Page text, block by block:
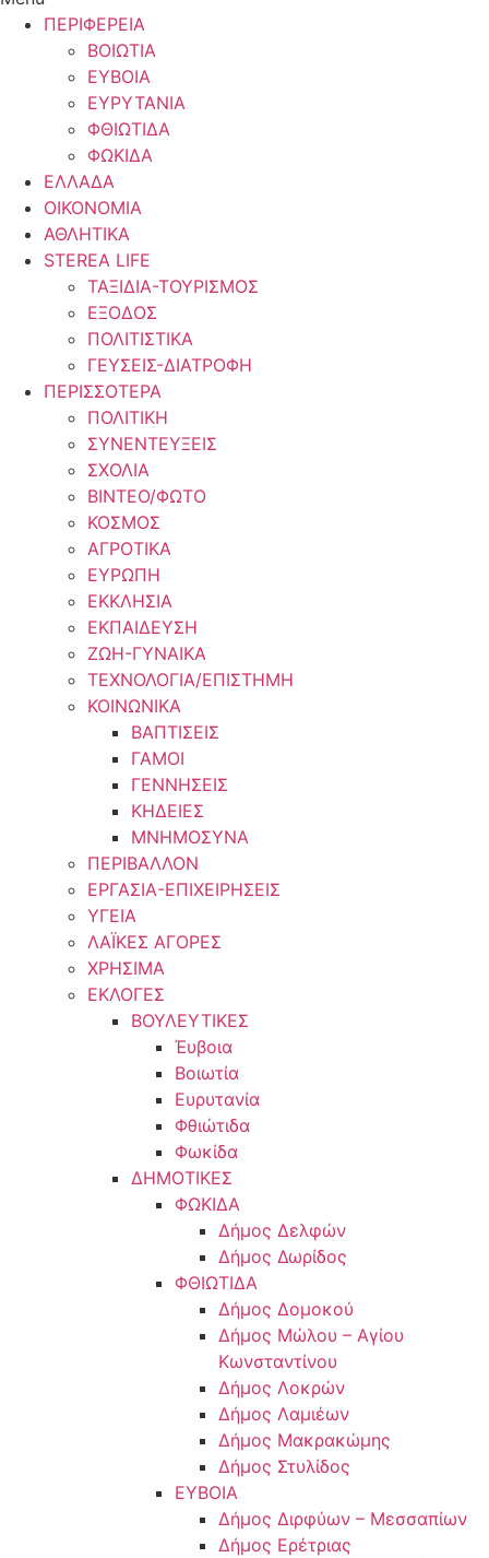
ΠΕΡΙΦΕΡΕΙΑ
ΒΟΙΩΤΙΑ
ΕΥΒΟΙΑ
ΕΥΡΥΤΑΝΙΑ
ΦΘΙΩΤΙΔΑ
ΦΩΚΙΔΑ
ΕΛΛΑΔΑ
ΟΙΚΟΝΟΜΙΑ
ΑΘΛΗΤΙΚΑ
STEREA LIFE
ΤΑΞΙΔΙΑ-ΤΟΥΡΙΣΜΟΣ
ΕΞΟΔΟΣ
ΠΟΛΙΤΙΣΤΙΚΑ
ΓΕΥΣΕΙΣ-ΔΙΑΤΡΟΦΗ
ΠΕΡΙΣΣΟΤΕΡΑ
ΠΟΛΙΤΙΚΗ
ΣΥΝΕΝΤΕΥΞΕΙΣ
ΣΧΟΛΙΑ
ΒΙΝΤΕΟ/ΦΩΤΟ
ΚΟΣΜΟΣ
ΑΓΡΟΤΙΚΑ
ΕΥΡΩΠΗ
ΕΚΚΛΗΣΙΑ
ΕΚΠΑΙΔΕΥΣΗ
ΖΩΗ-ΓΥΝΑΙΚΑ
ΤΕΧΝΟΛΟΓΙΑ/ΕΠΙΣΤΗΜΗ
ΚΟΙΝΩΝΙΚΑ
ΒΑΠΤΙΣΕΙΣ
ΓΑΜΟΙ
ΓΕΝΝΗΣΕΙΣ
ΚΗΔΕΙΕΣ
ΜΝΗΜΟΣΥΝΑ
ΠΕΡΙΒΑΛΛΟΝ
ΕΡΓΑΣΙΑ-ΕΠΙΧΕΙΡΗΣΕΙΣ
ΥΓΕΙΑ
ΛΑΪΚΕΣ ΑΓΟΡΕΣ
ΧΡΗΣΙΜΑ
ΕΚΛΟΓΕΣ
ΒΟΥΛΕΥΤΙΚΕΣ
Έυβοια
Βοιωτία
Ευρυτανία
Φθιώτιδα
Φωκίδα
ΔΗΜΟΤΙΚΕΣ
ΦΩΚΙΔΑ
Δήμος Δελφών
Δήμος Δωρίδος
ΦΘΙΩΤΙΔΑ
Δήμος Δομοκού
Δήμος Μώλου – Αγίου
Κωνσταντίνου
Δήμος Λοκρών
Δήμος Λαμιέων
Δήμος Μακρακώμης
Δήμος Στυλίδος
ΕΥΒΟΙΑ
Δήμος Διρφύων – Μεσσαπίων
Δήμος Ερέτριας